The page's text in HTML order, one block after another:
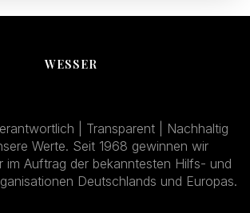
WESSER
| Transparent | Nachhaltig
Werte. Seit 1968 gewinnen wir
im Auftrag der bekanntesten Hilfs- und
Deutschlands und Europas.